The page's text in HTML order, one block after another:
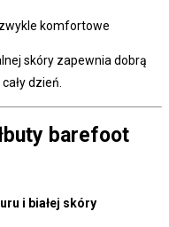
komfortowe
skóry zapewnia dobrą
dzień.
barefoot
i białej skóry